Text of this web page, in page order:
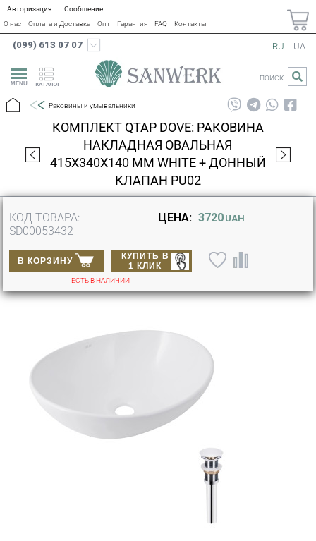
Авторизация
Сообщение
О нас
Оплата и Доставка Опт Гарантия FAQ Контакты
(099) 613 07 07
КАТАЛОГ
RU UA
ПОИСК
Раковины и умывальники
КОМПЛЕКТ QTAP DOVE: РАКОВИНА
НАКЛАДНАЯ ОВАЛЬНАЯ
415X340X140 ММ WHITE + ДОННЫЙ
КЛАПАН PU02
КОД ТОВАРА:
SD00053432
ЦЕНА: 3720 UAH
В КОРЗИНУ
КУПИТЬ В
1 КЛИК
ЕСТЬ В НАЛИЧИИ